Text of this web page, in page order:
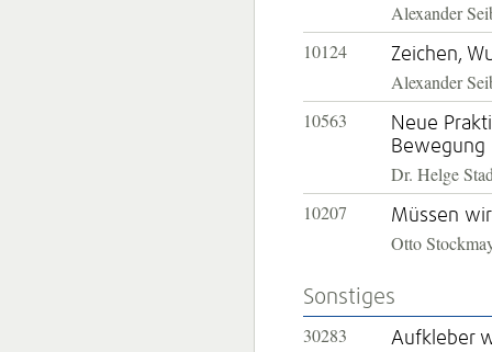
Alexander
10124
Zeichen,
Alexander
10563
Neue
Bewegung
Dr. Helge
10207
Müssen
Otto
Sonstiges
30283 Aufkleber